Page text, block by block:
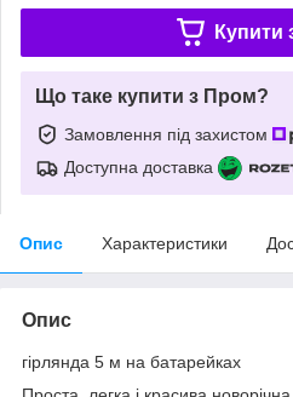
Купити
Що таке купити з Пром?
Замовлення під захистом
Доступна доставка
Опис Характеристики
Опис
гірлянда 5 м на батарейках